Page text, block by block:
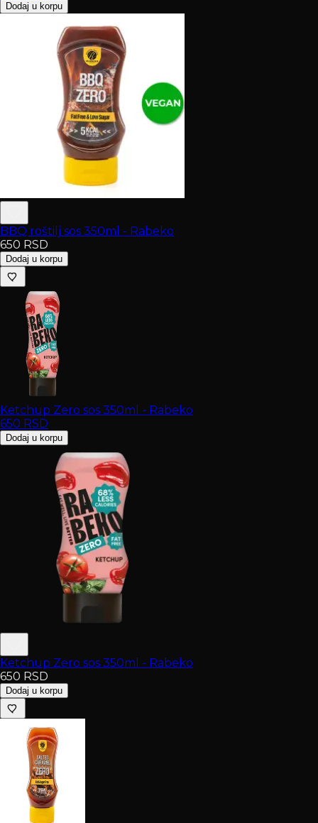
Dodaj u korpu
BBQ roštilj sos 350ml - Rabeko
650 RSD
Dodaj u korpu
Ketchup Zero sos 350ml - Rabeko
650 RSD
Dodaj u korpu
Ketchup Zero sos 350ml - Rabeko
650 RSD
Dodaj u korpu